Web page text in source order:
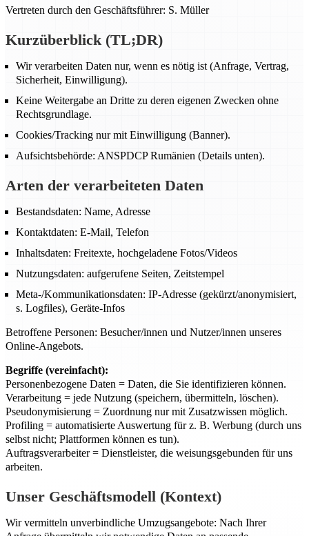
Vertreten durch den Geschäftsführer: S. Müller
Kurzüberblick (TL;DR)
Wir verarbeiten Daten nur, wenn es nötig ist (Anfrage, Vertrag,
Sicherheit, Einwilligung).
Keine Weitergabe an Dritte zu deren eigenen Zwecken ohne
Rechtsgrundlage.
Cookies/Tracking nur mit Einwilligung (Banner).
Aufsichtsbehörde: ANSPDCP Rumänien (Details unten).
Arten der verarbeiteten Daten
Bestandsdaten: Name, Adresse
Kontaktdaten: E-Mail, Telefon
Inhaltsdaten: Freitexte, hochgeladene Fotos/Videos
Nutzungsdaten: aufgerufene Seiten, Zeitstempel
Meta-/Kommunikationsdaten: IP-Adresse (gekürzt/anonymisiert,
s. Logfiles), Geräte-Infos
Betroffene Personen: Besucher/innen und Nutzer/innen unseres
Online-Angebots.
Begriffe (vereinfacht):
Personenbezogene Daten = Daten, die Sie identifizieren können.
Verarbeitung = jede Nutzung (speichern, übermitteln, löschen).
Pseudonymisierung = Zuordnung nur mit Zusatzwissen möglich.
Profiling = automatisierte Auswertung für z. B. Werbung (durch uns
selbst nicht; Plattformen können es tun).
Auftragsverarbeiter = Dienstleister, die weisungsgebunden für uns
arbeiten.
Unser Geschäftsmodell (Kontext)
Wir vermitteln unverbindliche Umzugsangebote: Nach Ihrer